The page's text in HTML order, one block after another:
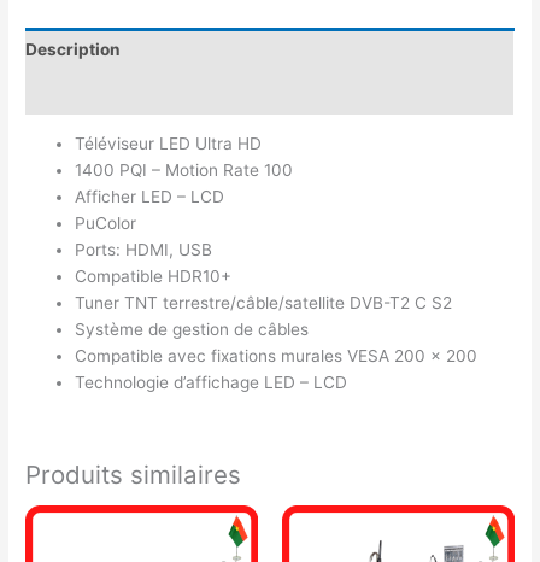
Description
Téléviseur LED Ultra HD
1400 PQI – Motion Rate 100
Afficher LED – LCD
PuColor
Ports: HDMI, USB
Compatible HDR10+
Tuner TNT terrestre/câble/satellite DVB-T2 C S2
Système de gestion de câbles
Compatible avec fixations murales VESA 200 x 200
Technologie d’affichage LED – LCD
Produits similaires